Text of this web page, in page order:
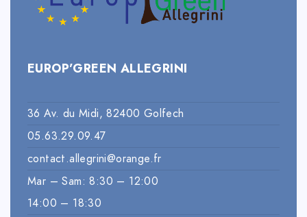
EUROP’GREEN ALLEGRINI
36 Av. du Midi, 82400 Golfech
05.63.29.09.47
contact.allegrini@orange.fr
Mar – Sam: 8:30 – 12:00
14:00 – 18:30